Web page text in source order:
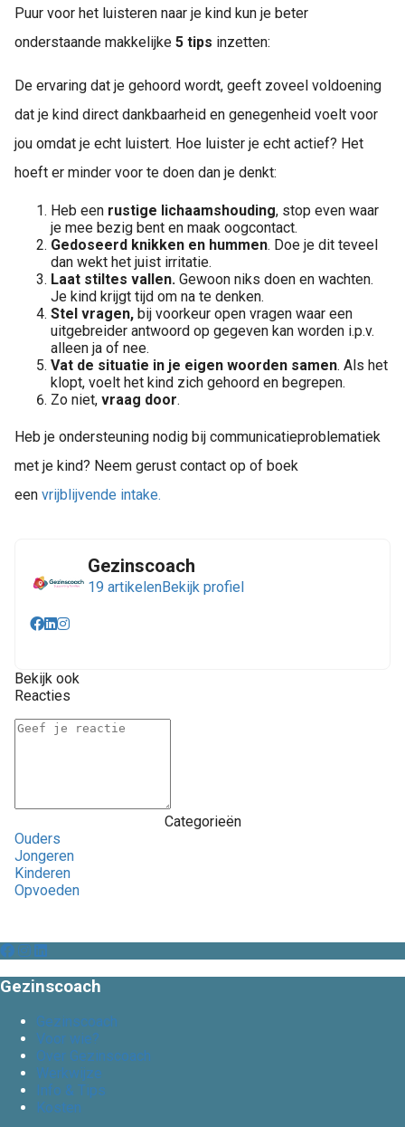
Puur voor het luisteren naar je kind kun je beter
onderstaande makkelijke 5 tips inzetten:
De ervaring dat je gehoord wordt, geeft zoveel voldoening
dat je kind direct dankbaarheid en genegenheid voelt voor
jou omdat je echt luistert. Hoe luister je echt actief? Het
hoeft er minder voor te doen dan je denkt:
Heb een rustige lichaamshouding, stop even waar
je mee bezig bent en maak oogcontact.
Gedoseerd knikken en hummen. Doe je dit teveel
dan wekt het juist irritatie.
Laat stiltes vallen. Gewoon niks doen en wachten.
Je kind krijgt tijd om na te denken.
Stel vragen, bij voorkeur open vragen waar een
uitgebreider antwoord op gegeven kan worden i.p.v.
alleen ja of nee.
Vat de situatie in je eigen woorden samen. Als het
klopt, voelt het kind zich gehoord en begrepen.
Zo niet, vraag door.
Heb je ondersteuning nodig bij communicatieproblematiek
met je kind? Neem gerust contact op of boek
een vrijblijvende intake.
Gezinscoach
19 artikelenBekijk profiel
Bekijk ook
Reacties
Categorieën
Ouders
Jongeren
Kinderen
Opvoeden
Gezinscoach
Gezinscoach
Voor wie?
Over Gezinscoach
Werkwijze
Info & Tips
Kosten